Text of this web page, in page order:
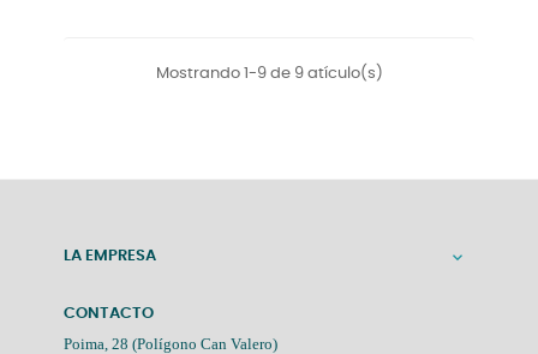
Mostrando 1-9 de 9 atículo(s)
LA EMPRESA 
CONTACTO
Poima, 28 (Polígono Can Valero)